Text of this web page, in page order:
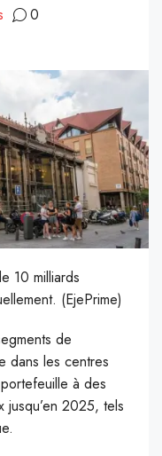
0
10 milliards
(EjePrime)
de
dans les centres
à des
jusqu’en 2025, tels